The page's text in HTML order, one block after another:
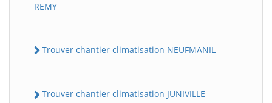
REMY
Trouver chantier climatisation NEUFMANIL
Trouver chantier climatisation JUNIVILLE